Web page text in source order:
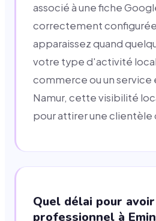
associé à une fiche
correctement
apparaissez quand
votre type d'activité
commerce ou un service
Namur, cette visibilité
pour attirer une clientèle
Quel délai pour
professionnel à